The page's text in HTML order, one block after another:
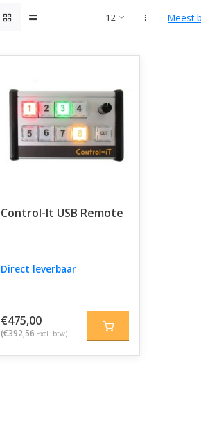
Meest
Control-It USB Remote
Direct leverbaar
€475,00
(€392,56 Excl. btw)